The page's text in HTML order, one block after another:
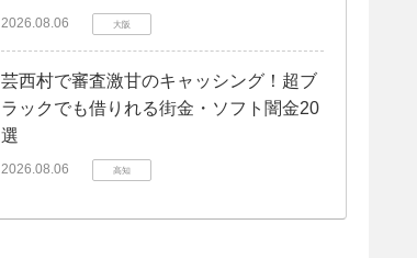
2026.08.06 大阪
芸西村で審査激甘のキャッシング！超ブ
ラックでも借りれる街金・ソフト闇金20
選
2026.08.06 高知